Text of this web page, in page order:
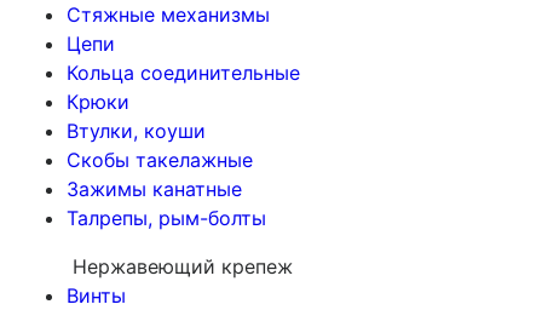
Стяжные механизмы
Цепи
Кольца соединительные
Крюки
Втулки, коуши
Скобы такелажные
Зажимы канатные
Талрепы, рым-болты
Нержавеющий крепеж
Винты